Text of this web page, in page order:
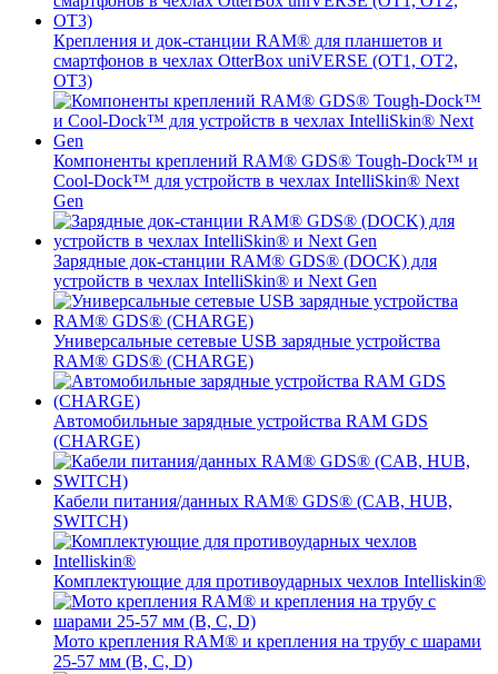
Крепления и док-станции RAM® для планшетов и
смартфонов в чехлах OtterBox uniVERSE (OT1, OT2,
OT3)
Компоненты креплений RAM® GDS® Tough-Dock™ и
Cool-Dock™ для устройств в чехлах IntelliSkin® Next
Gen
Зарядные док-станции RAM® GDS® (DOCK) для
устройств в чехлах IntelliSkin® и Next Gen
Универсальные сетевые USB зарядные устройства
RAM® GDS® (CHARGE)
Автомобильные зарядные устройства RAM GDS
(CHARGE)
Кабели питания/данных RAM® GDS® (CAB, HUB,
SWITCH)
Комплектующие для противоударных чехлов Intelliskin®
Мото крепления RAM® и крепления на трубу с шарами
25-57 мм (B, C, D)